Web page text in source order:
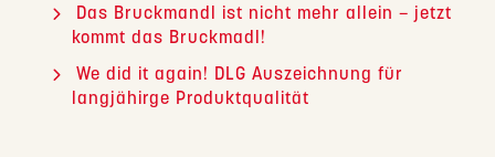
Das Bruckmandl ist nicht mehr allein – jetzt
kommt das Bruckmadl!
We did it again! DLG Auszeichnung für
langjähirge Produktqualität